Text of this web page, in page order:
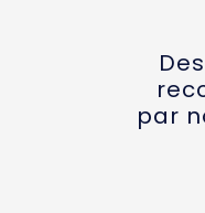
par